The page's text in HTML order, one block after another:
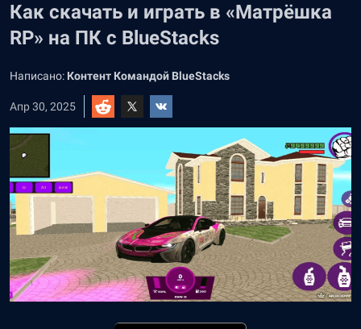
Как скачать и играть в «Матрёшка
RP» на ПК с BlueStacks
Написано: Контент Командой BlueStacks
Апр 30, 2025